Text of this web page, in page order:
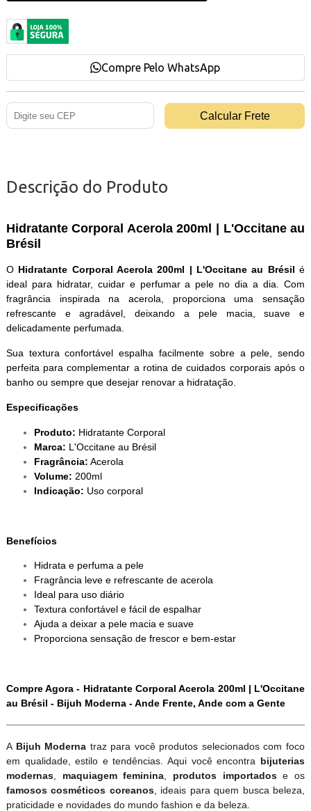
Compre Pelo WhatsApp
Descrição do Produto
Hidratante Corporal Acerola 200ml | L'Occitane au
Brésil
O Hidratante Corporal Acerola 200ml | L'Occitane au Brésil é
ideal para hidratar, cuidar e perfumar a pele no dia a dia. Com
fragrância inspirada na acerola, proporciona uma sensação
refrescante e agradável, deixando a pele macia, suave e
delicadamente perfumada.
Sua textura confortável espalha facilmente sobre a pele, sendo
perfeita para complementar a rotina de cuidados corporais após o
banho ou sempre que desejar renovar a hidratação.
Especificações
Produto: Hidratante Corporal
Marca: L'Occitane au Brésil
Fragrância: Acerola
Volume: 200ml
Indicação: Uso corporal
Benefícios
Hidrata e perfuma a pele
Fragrância leve e refrescante de acerola
Ideal para uso diário
Textura confortável e fácil de espalhar
Ajuda a deixar a pele macia e suave
Proporciona sensação de frescor e bem-estar
Compre Agora - Hidratante Corporal Acerola 200ml | L'Occitane
au Brésil - Bijuh Moderna - Ande Frente, Ande com a Gente
A Bijuh Moderna traz para você produtos selecionados com foco
em qualidade, estilo e tendências. Aqui você encontra bijuterias
modernas, maquiagem feminina produtos importadose os
famosos cosméticos coreanos, ideais para quem busca beleza,
praticidade e novidades do mundo fashion e da beleza.